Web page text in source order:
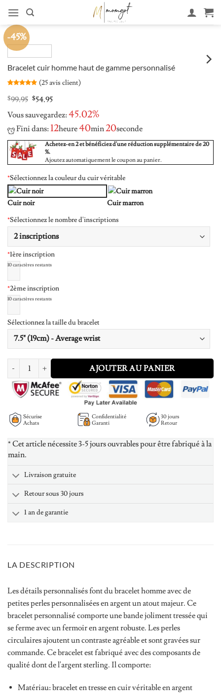
contenu
-45%
Bracelet cuir homme haut de gamme personnalisé
sur 5 basé
sur
client
(25avis client)
$99.95 Original
was:
$99.95.
$54.95Current
is:
$54.95.
Vous sauvegardez:45.02%
Fini dans:12heure40min19seconde
Achetez-en 2 et bénéficiez d'une réduction supplémentaire de 20
%.
Ajoutez automatiquement le coupon au panier.
*Sélectionnez la couleur du cuir véritable
Cuir noir
Cuir marron
*Sélectionnez le nombre d'inscriptions
*1ère inscription
10caractères restants
*2ème inscription
10caractères restants
Sélectionnez la taille du bracelet
quantité de Personalized men leather High-end bracelet
AJOUTER AU PANIER
Sécurise
Achats
Confidentialité
Garanti
30 jours
Retour
* Cet article nécessite 3-5 jours ouvrables pour être fabriqué à la
main.
Livraison gratuite
Retour sous 30 jours
1 an de garantie
LA DESCRIPTION
Les détails personnalisés font du bracelet homme avec de
petites perles personnalisées en argent un atout majeur. Ce
bracelet personnalisé comporte une bande joliment tressée qui
se ferme avec un fermoir en argent robuste. Les perles
circulaires ajoutent un contraste agréable et sont gravées sur
commande. Ce bracelet est fabriqué avec des composants de
qualité dont de l'argent sterling. Il comporte:
Matériau: bracelet en tresse en cuir véritable en argent